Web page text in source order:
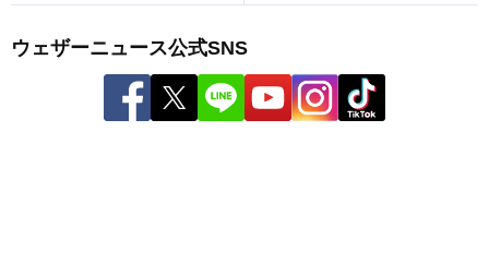
ウェザーニュース公式SNS